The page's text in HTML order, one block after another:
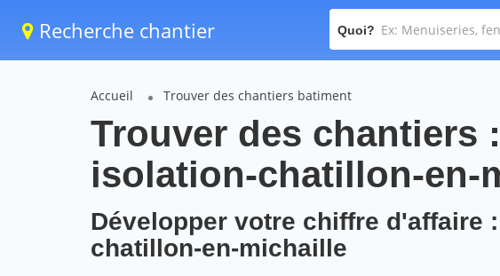
Recherche chantier Quoi?
Accueil Trouver des chantiers batiment
Trouver des chantiers
isolation-chatillon-en-
Développer votre chiffre d'affaire
chatillon-en-michaille